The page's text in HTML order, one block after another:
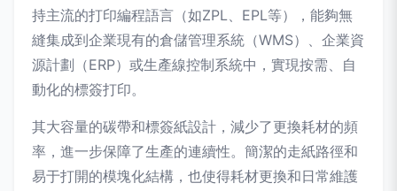
持主流的打印編程語言（如ZPL、EPL等），能夠無
縫集成到企業現有的倉儲管理系統（WMS）、企業資
源計劃（ERP）或生產線控制系統中，實現按需、自
動化的標簽打印。
其大容量的碳帶和標簽紙設計，減少了更換耗材的頻
率，進一步保障了生產的連續性。簡潔的走紙路徑和
易于打開的模塊化結構，也使得耗材更換和日常維護